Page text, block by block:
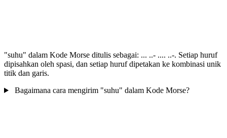
"suhu" dalam Kode Morse ditulis sebagai: ... ..- .... ..-. Setiap huruf
dipisahkan oleh spasi, dan setiap huruf dipetakan ke kombinasi unik
titik dan garis.
Bagaimana cara mengirim "suhu" dalam Kode Morse?